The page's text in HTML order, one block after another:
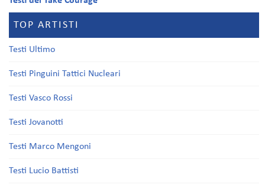
TOP ARTISTI
Testi Ultimo
Testi Pinguini Tattici Nucleari
Testi Vasco Rossi
Testi Jovanotti
Testi Marco Mengoni
Testi Lucio Battisti